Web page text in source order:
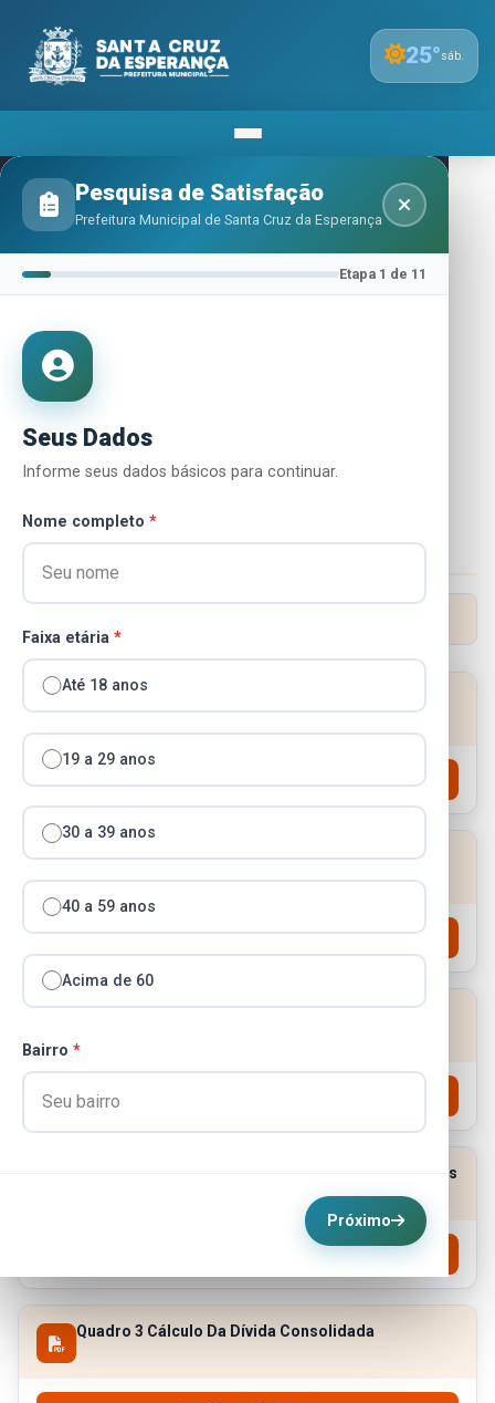
25°sáb.
Pesquisa de Satisfação
Prefeitura Municipal de Santa Cruz da Esperança
Etapa 1 de 11
Seus Dados
Informe seus dados básicos para continuar.
Nome completo *
Faixa etária *
Até 18 anos
19 a 29 anos
30 a 39 anos
40 a 59 anos
Acima de 60
Bairro *
Próximo
Relatórios das metas e riscos fiscais da LDO
Relatórios das metas e riscos
fiscais da LDO - 2022
30/04/2022
Documentos
Parâmetros De Referência
Abrir / Baixar PDF
Quadro 2 Cálculo Das Despesas Do Anexo De Metas
Quadro 3 Cálculo Da Dívida Consolidada